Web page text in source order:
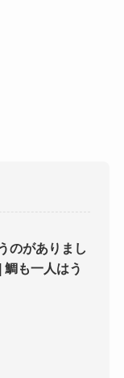
のがありまし
も一人はう